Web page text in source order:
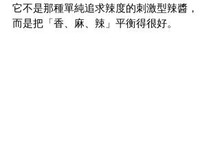
它不是那種單純追求辣度的刺激型辣醬，
而是把「香、麻、辣」平衡得很好。